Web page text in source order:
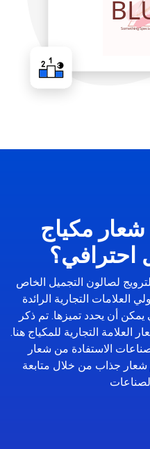
مكياج
لصالون التجميل الخاص
العلامات التجارية الرائدة
أن يحدد تميزها. تم ذكر
التجارية للمكياج هنا.
الاستفادة من شعار
شعار جذاب من خلال متابعة